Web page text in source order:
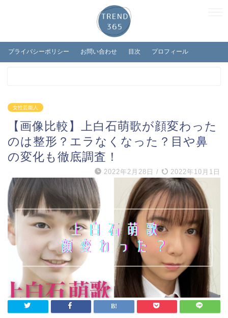
プライバシーポリシー お問い合わせ 目次 プロフィール
女性芸能人
【画像比較】上白石萌歌が顔変わった
のは整形？エラなくなった？目や鼻
の変化も徹底調査！
2022年2月28日 / 2022年10月1日